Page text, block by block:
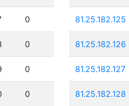
0
0
0
0
81.25.182.125
81.25.182.126
81.25.182.127
81.25.182.128